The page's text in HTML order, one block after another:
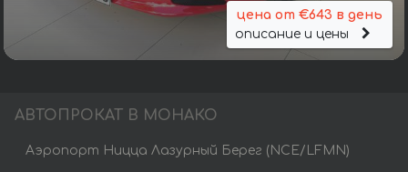
цена от €643 в день
описание и цены
АВТОПРОКАТ В МОНАКО
Аэропорт Ницца Лазурный Берег (NCE/LFMN)